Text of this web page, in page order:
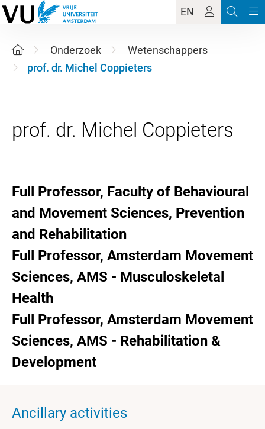
EN
Onderzoek
Wetenschappers
prof. dr. Michel Coppieters
Full Professor, Faculty of Behavioural
and Movement Sciences, Prevention
and Rehabilitation
Full Professor, Amsterdam Movement
Sciences, AMS - Musculoskeletal
Health
Full Professor, Amsterdam Movement
Sciences, AMS - Rehabilitation &
Development
Ancillary activities